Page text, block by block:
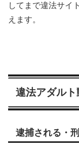
してまで違法サイ
えます。
違法アダル
逮捕される・